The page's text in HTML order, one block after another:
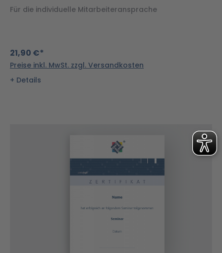
Für die individuelle Mitarbeiteransprache
21,90 €*
Preise inkl. MwSt. zzgl. Versandkosten
Details